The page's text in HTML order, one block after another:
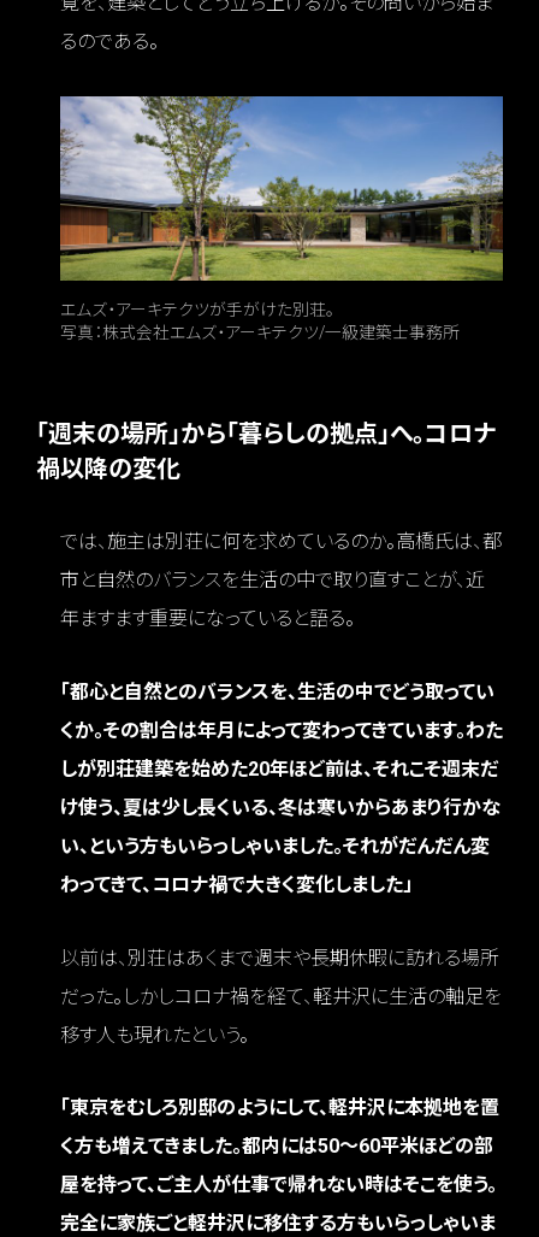
るのである。
エムズ・アーキテクツが手がけた別荘。
写真：株式会社エムズ・アーキテクツ/一級建築士事務所
「週末の場所」から「暮らしの拠点」へ。コロナ
禍以降の変化
では、施主は別荘に何を求めているのか。高橋氏は、都
市と自然のバランスを生活の中で取り直すことが、近
年ますます重要になっていると語る。
「都心と自然とのバランスを、生活の中でどう取ってい
くか。その割合は年月によって変わってきています。わた
しが別荘建築を始めた20年ほど前は、それこそ週末だ
け使う、夏は少し長くいる、冬は寒いからあまり行かな
い、という方もいらっしゃいました。それがだんだん変
わってきて、コロナ禍で大きく変化しました」
以前は、別荘はあくまで週末や長期休暇に訪れる場所
だった。しかしコロナ禍を経て、軽井沢に生活の軸足を
移す人も現れたという。
「東京をむしろ別邸のようにして、軽井沢に本拠地を置
く方も増えてきました。都内には50〜60平米ほどの部
屋を持って、ご主人が仕事で帰れない時はそこを使う。
完全に家族ごと軽井沢に移住する方もいらっしゃいま